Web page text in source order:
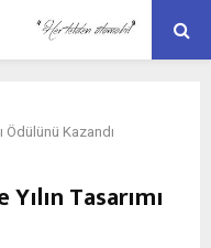
Ödülünü Kazandı
Tasarımı